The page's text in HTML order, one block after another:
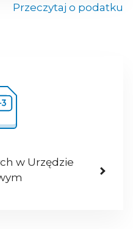
Przeczytaj o podatku
w Urzędzie